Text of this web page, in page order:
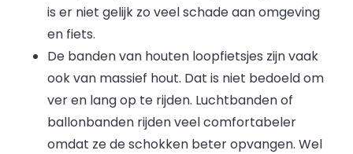
is er niet gelijk zo veel schade aan omgeving
en fiets.
De banden van houten loopfietsjes zijn vaak
ook van massief hout. Dat is niet bedoeld om
ver en lang op te rijden. Luchtbanden of
ballonbanden rijden veel comfortabeler
omdat ze de schokken beter opvangen. Wel